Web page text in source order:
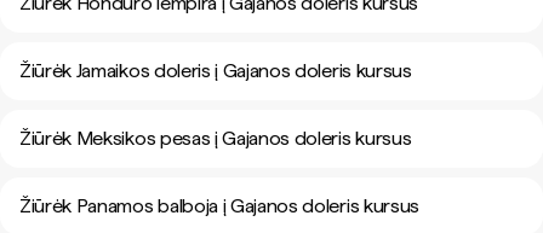
Žiūrėk Jamaikos doleris į Gajanos doleris kursus
Žiūrėk Meksikos pesas į Gajanos doleris kursus
Žiūrėk Panamos balboja į Gajanos doleris kursus